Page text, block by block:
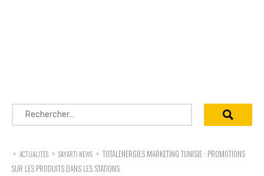
Rechercher :
> ACTUALITÉS > SAYARTI NEWS > TOTALENERGIES MARKETING TUNISIE : PROMOTIONS
SUR LES PRODUITS DANS LES STATIONS